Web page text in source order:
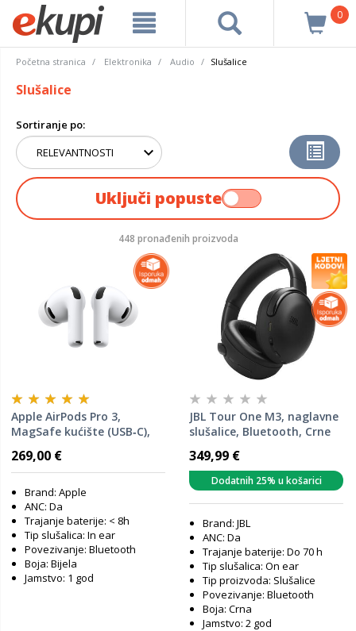
0
Početna stranica Elektronika Audio Slušalice
Slušalice
Sortiranje po:
Uključi popuste
448 pronađenih proizvoda
Apple AirPods Pro 3,
MagSafe kućište (USB‑C),
269,00 €
Brand: Apple
ANC: Da
Trajanje baterije: < 8h
Tip slušalica: In ear
Povezivanje: Bluetooth
Boja: Bijela
Jamstvo: 1 god
JBL Tour One M3, naglavne
slušalice, Bluetooth, Crne
349,99 €
Dodatnih 25% u košarici
Brand: JBL
ANC: Da
Trajanje baterije: Do 70 h
Tip slušalica: On ear
Tip proizvoda: Slušalice
Povezivanje: Bluetooth
Boja: Crna
Jamstvo: 2 god